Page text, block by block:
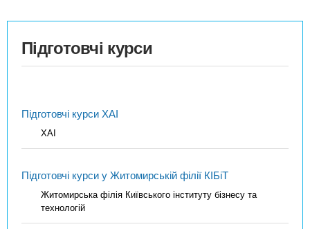
Підготовчі курси
Підготовчі курси ХАІ
ХАІ
Підготовчі курси у Житомирській філії КІБіТ
Житомирська філія Київського інституту бізнесу та
технологій